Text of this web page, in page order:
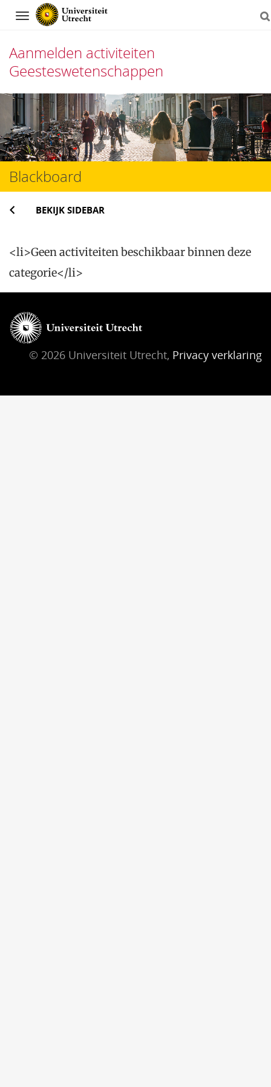
Navigation
Aanmelden activiteiten
Geesteswetenschappen
Direct
naar
het
inhoud
Blackboard
BEKIJK SIDEBAR
<li>Geen activiteiten beschikbaar binnen deze
categorie</li>
© 2026 Universiteit Utrecht, Privacy verklaring